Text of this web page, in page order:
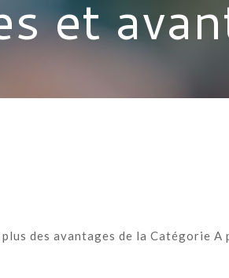
et
plus des avantages de la Catégorie A